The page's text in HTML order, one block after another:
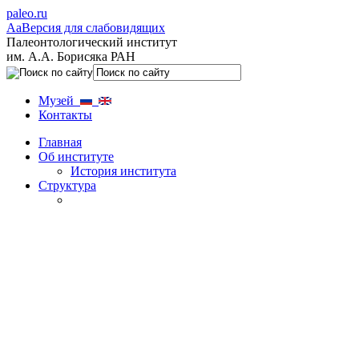
paleo.ru
AaВерсия для слабовидящих
Палеонтологический институт
им. А.А. Борисяка РАН
Музей
Контакты
Главная
Об институте
История института
Структура